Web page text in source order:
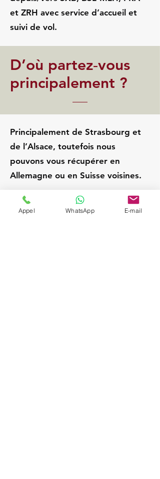
et ZRH avec service d’accueil et
suivi de vol.
D’où partez‑vous
principalement ?
Principalement de Strasbourg et
de l’Alsace, toutefois nous
pouvons vous récupérer en
Allemagne ou en Suisse voisines.
Turckheim
Appel WhatsApp E-mail